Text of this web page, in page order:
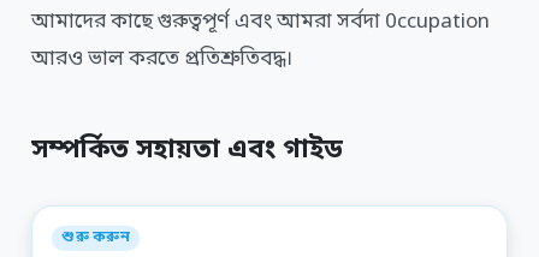
আমাদের কাছে গুরুত্বপূর্ণ এবং আমরা সর্বদা 0ccupation
আরও ভাল করতে প্রতিশ্রুতিবদ্ধ।
সম্পর্কিত সহায়তা এবং গাইড
শুরু করুন